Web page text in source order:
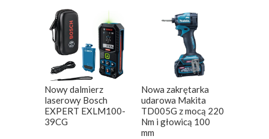
Nowy dalmierz
laserowy Bosch
EXPERT EXLM100-
39CG
Nowa zakrętarka
udarowa Makita
TD005G z mocą 220
Nm i głowicą 100
mm